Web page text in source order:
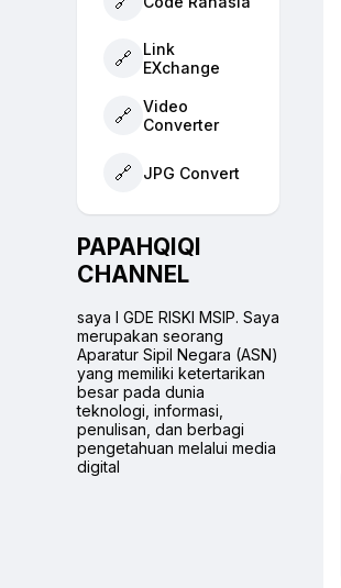
🔗
Link
EXchange
🔗
Video
Converter
🔗 JPG Convert
PAPAHQIQI
CHANNEL
saya I GDE RISKI MSIP. Saya
merupakan seorang
Aparatur Sipil Negara (ASN)
yang memiliki ketertarikan
besar pada dunia
teknologi, informasi,
penulisan, dan berbagi
pengetahuan melalui media
digital